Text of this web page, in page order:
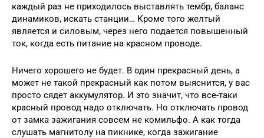
каждый раз не приходилось выставлять тембр, баланс
динамиков, искать станции… Кроме того желтый
является и силовым, через него подается повышенный
ток, когда есть питание на красном проводе.
Ничего хорошего не будет. В один прекрасный день, а
может не такой прекрасный как потом выяснится, у вас
просто сядет аккумулятор. И это значит, что все-таки
красный провод надо отключать. Но отключать провод
от замка зажигания совсем не комильфо. А как тогда
слушать магнитолу на пикнике, когда зажигание